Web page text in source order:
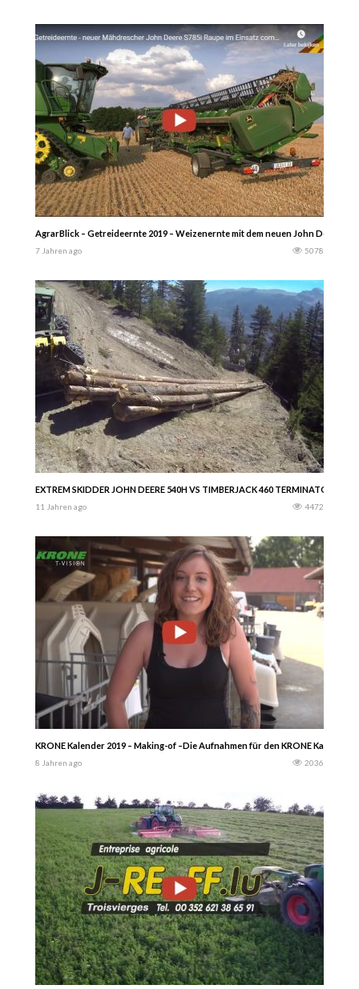
AgrarBlick – Getreideernte 2019 – Weizenernte mit dem neuen John Deere
7 Jahren ago 5078
EXTREM SKIDDER JOHN DEERE 540H VS TIMBERJACK 460 TERMINATOR
11 Jahren ago 4472
KRONE Kalender 2019 – Making-of –Die Aufnahmen für den KRONE Kalender
8 Jahren ago 2036